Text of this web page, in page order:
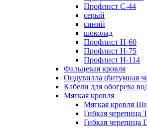
Профлист С-44
серый
синий
шоколад
Профлист Н-60
Профлист Н-75
Профлист H-114
Фальцевая кровля
Ондувилла (битумная
Кабели для обогрева
Мягкая кровля
Мягкая кровля
Гибкая черепица
Гибкая черепица